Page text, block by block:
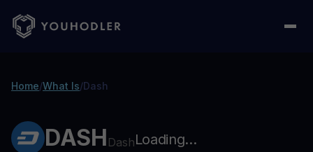
Home/What Is/Dash
DASH DashLoading...